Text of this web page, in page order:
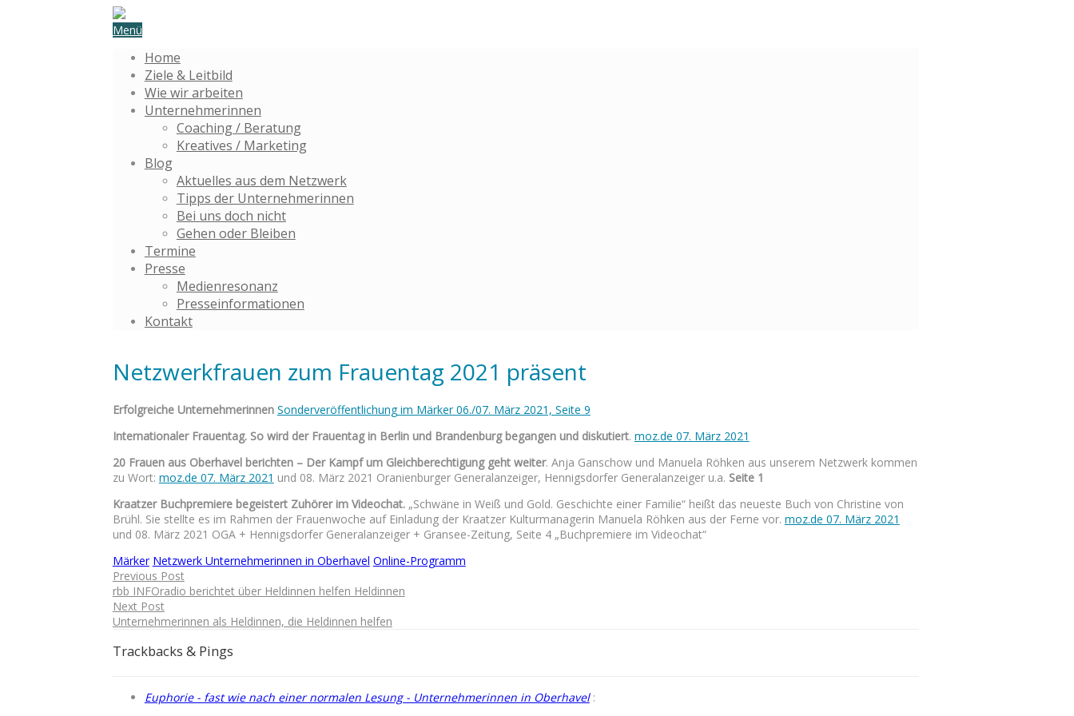
Menü
Home
Ziele & Leitbild
Wie wir arbeiten
Unternehmerinnen
Coaching / Beratung
Kreatives / Marketing
Blog
Aktuelles aus dem Netzwerk
Tipps der Unternehmerinnen
Bei uns doch nicht
Gehen oder Bleiben
Termine
Presse
Medienresonanz
Presseinformationen
Kontakt
Netzwerkfrauen zum Frauentag 2021 präsent
Erfolgreiche Unternehmerinnen Sonderveröffentlichung im Märker 06./07. März 2021, Seite 9
Internationaler Frauentag. So wird der Frauentag in Berlin und Brandenburg begangen und diskutiert. moz.de 07. März 2021
20 Frauen aus Oberhavel berichten – Der Kampf um Gleichberechtigung geht weiter. Anja Ganschow und Manuela Röhken aus unserem Netzwerk kommen
zu Wort: moz.de 07. März 2021 und 08. März 2021 Oranienburger Generalanzeiger, Hennigsdorfer Generalanzeiger u.a. Seite 1
Kraatzer Buchpremiere begeistert Zuhörer im Videochat.„Schwäne in Weiß und Gold. Geschichte einer Familie“ heißt das neueste Buch von Christine von
Brühl. Sie stellte es im Rahmen der Frauenwoche auf Einladung der Kraatzer Kulturmanagerin Manuela Röhken aus der Ferne vor. moz.de 07. März 2021
und 08. März 2021 OGA + Hennigsdorfer Generalanzeiger + Gransee-Zeitung, Seite 4 „Buchpremiere im Videochat“
Märker Netzwerk Unternehmerinnen in Oberhavel Online-Programm
Previous Post
rbb INFOradio berichtet über Heldinnen helfen Heldinnen
Next Post
Unternehmerinnen als Heldinnen, die Heldinnen helfen
Trackbacks & Pings
Euphorie - fast wie nach einer normalen Lesung - Unternehmerinnen in Oberhavel :